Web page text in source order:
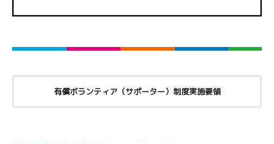
有償ボランティア（サポーター）制度実施要領